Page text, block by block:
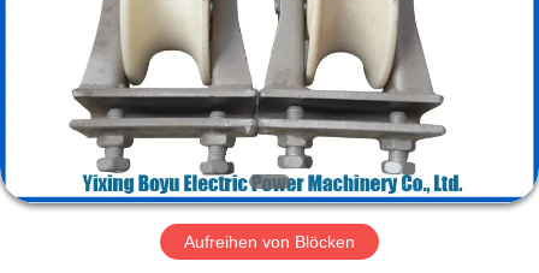
PRODUKTE
ÜBER
UNS
FABRIK-
AUSFLUG
Aufreihen von Blöcken